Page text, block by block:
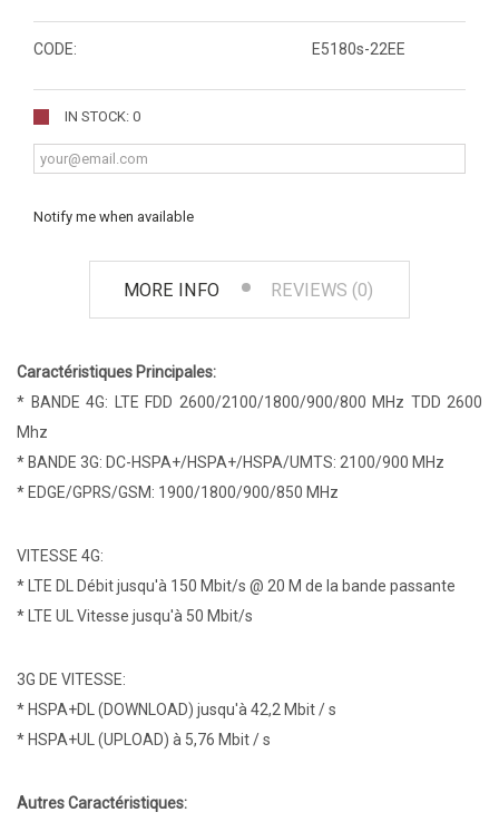
CODE: E5180s-22EE
IN STOCK: 0
Notify me when available
MORE INFO REVIEWS (0)
Caractéristiques Principales:
* BANDE 4G: LTE FDD 2600/2100/1800/900/800 MHz TDD 2600
Mhz
* BANDE 3G: DC-HSPA+/HSPA+/HSPA/UMTS: 2100/900 MHz
* EDGE/GPRS/GSM: 1900/1800/900/850 MHz
VITESSE 4G:
* LTE DL Débit jusqu'à 150 Mbit/s @ 20 M de la bande passante
* LTE UL Vitesse jusqu'à 50 Mbit/s
3G DE VITESSE:
* HSPA+DL (DOWNLOAD) jusqu'à 42,2 Mbit / s
* HSPA+UL (UPLOAD) à 5,76 Mbit / s
Autres Caractéristiques: